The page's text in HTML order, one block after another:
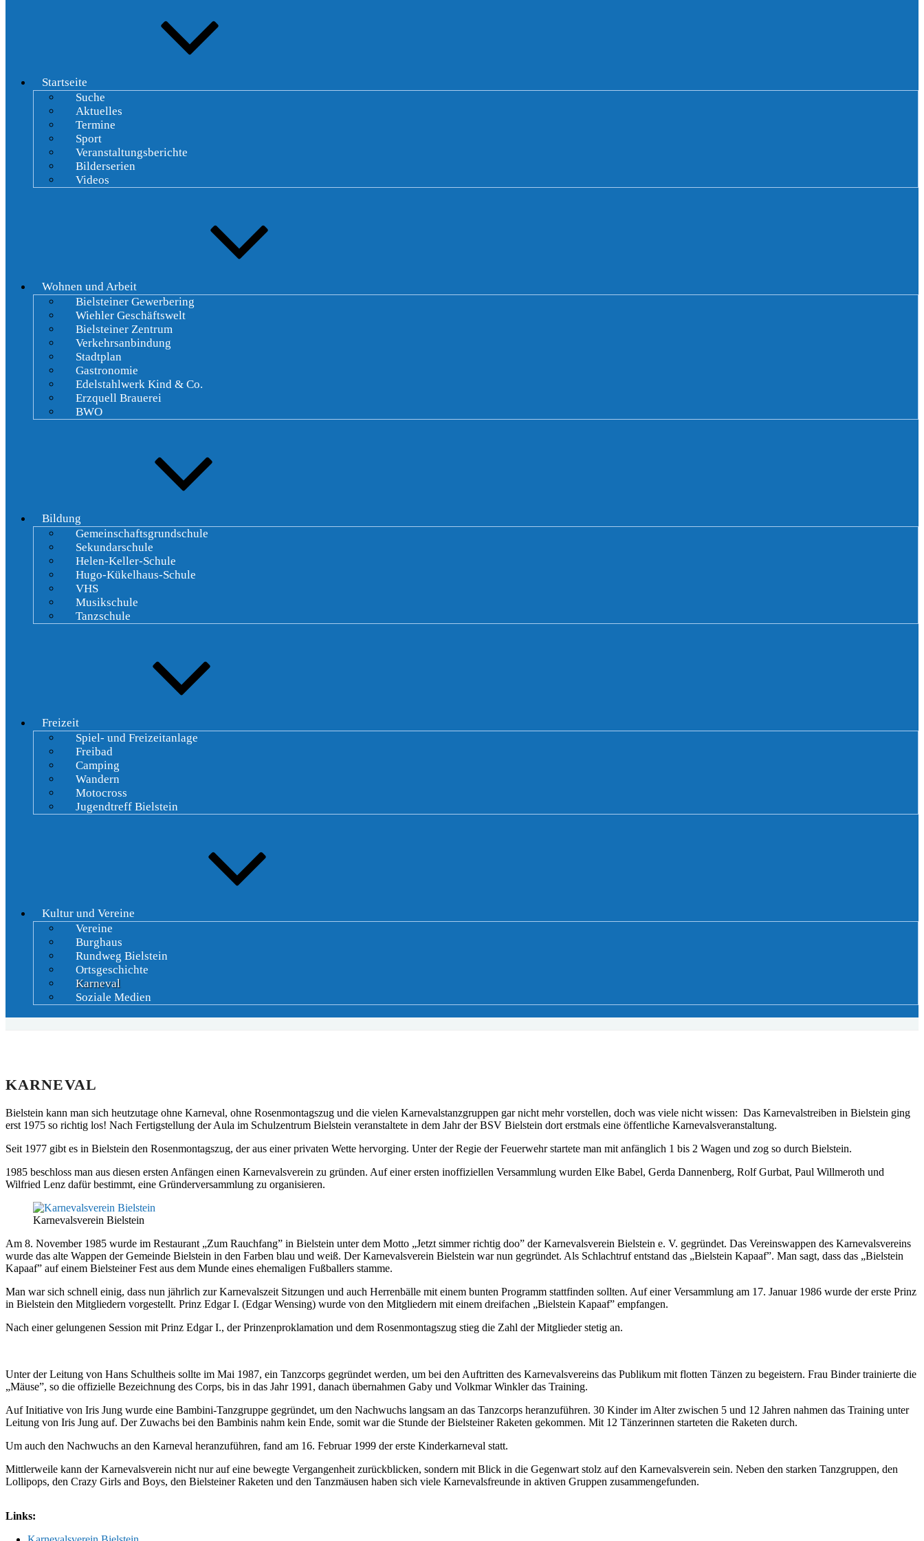
Startseite
Suche
Aktuelles
Termine
Sport
Veranstaltungsberichte
Bilderserien
Videos
Wohnen und Arbeit
Bielsteiner Gewerbering
Wiehler Geschäftswelt
Bielsteiner Zentrum
Verkehrsanbindung
Stadtplan
Gastronomie
Edelstahlwerk Kind & Co.
Erzquell Brauerei
BWO
Bildung
Gemeinschaftsgrundschule
Sekundarschule
Helen-Keller-Schule
Hugo-Kükelhaus-Schule
VHS
Musikschule
Tanzschule
Freizeit
Spiel- und Freizeitanlage
Freibad
Camping
Wandern
Motocross
Jugendtreff Bielstein
Kultur und Vereine
Vereine
Burghaus
Rundweg Bielstein
Ortsgeschichte
Karneval
Soziale Medien
KARNEVAL
Bielstein kann man sich heutzutage ohne Karneval, ohne Rosenmontagszug und die vielen Karnevalstanzgruppen gar nicht mehr vorstellen, doch was viele nicht wissen: Das Karnevalstreiben in Bielstein ging
erst 1975 so richtig los! Nach Fertigstellung der Aula im Schulzentrum Bielstein veranstaltete in dem Jahr der BSV Bielstein dort erstmals eine öffentliche Karnevalsveranstaltung.
Seit 1977 gibt es in Bielstein den Rosenmontagszug, der aus einer privaten Wette hervorging. Unter der Regie der Feuerwehr startete man mit anfänglich 1 bis 2 Wagen und zog so durch Bielstein.
1985 beschloss man aus diesen ersten Anfängen einen Karnevalsverein zu gründen. Auf einer ersten inoffiziellen Versammlung wurden Elke Babel, Gerda Dannenberg, Rolf Gurbat, Paul Willmeroth und
Wilfried Lenz dafür bestimmt, eine Gründerversammlung zu organisieren.
Karnevalsverein Bielstein
Am 8. November 1985 wurde im Restaurant „Zum Rauchfang” in Bielstein unter dem Motto „Jetzt simmer richtig doo” der Karnevalsverein Bielstein e. V. gegründet. Das Vereinswappen des Karnevalsvereins
wurde das alte Wappen der Gemeinde Bielstein in den Farben blau und weiß. Der Karnevalsverein Bielstein war nun gegründet. Als Schlachtruf entstand das „Bielstein Kapaaf”. Man sagt, dass das „Bielstein
Kapaaf” auf einem Bielsteiner Fest aus dem Munde eines ehemaligen Fußballers stamme.
Man war sich schnell einig, dass nun jährlich zur Karnevalszeit Sitzungen und auch Herrenbälle mit einem bunten Programm stattfinden sollten. Auf einer Versammlung am 17. Januar 1986 wurde der erste Prinz
in Bielstein den Mitgliedern vorgestellt. Prinz Edgar I. (Edgar Wensing) wurde von den Mitgliedern mit einem dreifachen „Bielstein Kapaaf” empfangen.
Nach einer gelungenen Session mit Prinz Edgar I., der Prinzenproklamation und dem Rosenmontagszug stieg die Zahl der Mitglieder stetig an.
Unter der Leitung von Hans Schultheis sollte im Mai 1987, ein Tanzcorps gegründet werden, um bei den Auftritten des Karnevalsvereins das Publikum mit flotten Tänzen zu begeistern. Frau Binder trainierte die
„Mäuse”, so die offizielle Bezeichnung des Corps, bis in das Jahr 1991, danach übernahmen Gaby und Volkmar Winkler das Training.
Auf Initiative von Iris Jung wurde eine Bambini-Tanzgruppe gegründet, um den Nachwuchs langsam an das Tanzcorps heranzuführen. 30 Kinder im Alter zwischen 5 und 12 Jahren nahmen das Training unter
Leitung von Iris Jung auf. Der Zuwachs bei den Bambinis nahm kein Ende, somit war die Stunde der Bielsteiner Raketen gekommen. Mit 12 Tänzerinnen starteten die Raketen durch.
Um auch den Nachwuchs an den Karneval heranzuführen, fand am 16. Februar 1999 der erste Kinderkarneval statt.
Mittlerweile kann der Karnevalsverein nicht nur auf eine bewegte Vergangenheit zurückblicken, sondern mit Blick in die Gegenwart stolz auf den Karnevalsverein sein. Neben den starken Tanzgruppen, den
Lollipops, den Crazy Girls and Boys, den Bielsteiner Raketen und den Tanzmäusen haben sich viele Karnevalsfreunde in aktiven Gruppen zusammengefunden.
Links: